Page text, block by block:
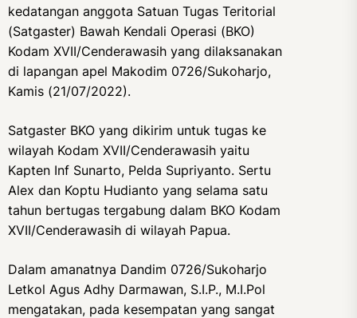
kedatangan anggota Satuan Tugas Teritorial
(Satgaster) Bawah Kendali Operasi (BKO)
Kodam XVII/Cenderawasih yang dilaksanakan
di lapangan apel Makodim 0726/Sukoharjo,
Kamis (21/07/2022).
Satgaster BKO yang dikirim untuk tugas ke
wilayah Kodam XVII/Cenderawasih yaitu
Kapten Inf Sunarto, Pelda Supriyanto. Sertu
Alex dan Koptu Hudianto yang selama satu
tahun bertugas tergabung dalam BKO Kodam
XVII/Cenderawasih di wilayah Papua.
Dalam amanatnya Dandim 0726/Sukoharjo
Letkol Agus Adhy Darmawan, S.I.P., M.I.Pol
mengatakan, pada kesempatan yang sangat